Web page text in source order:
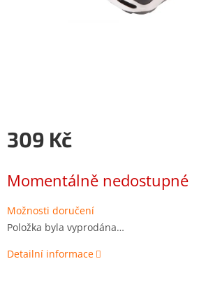
309 Kč
cena:
Momentálně nedostupné
Možnosti doručení
Položka byla vyprodána…
Detailní informace